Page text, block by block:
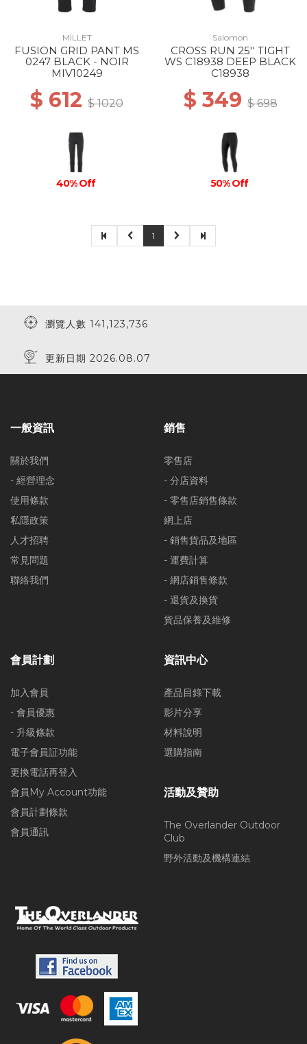
MILLET
FUSION GRID PANT MS
0247 BLACK - NOIR
MIV10249
$ 612 $ 1020
40% Off
Salomon
CROSS RUN 25'' TIGHT
WS C18938 DEEP BLACK
C18938
$ 349$ 698
50% Off
1
瀏覽人數 141,123,736
更新日期 2026.08.07
一般資訊
關於我們
- 經營理念
使用條款
私隱政策
人才招聘
常見問題
聯絡我們
銷售
零售店
- 分店資料
- 零售店銷售條款
網上店
- 銷售貨品及地區
- 運費計算
- 網店銷售條款
- 退貨及換貨
貨品保養及維修
會員計劃
加入會員
- 會員優惠
- 升級條款
電子會員証功能
更換電話再登入
會員My Account功能
會員計劃條款
會員通訊
資訊中心
產品目錄下載
影片分享
材料說明
選購指南
活動及贊助
The Overlander Outdoor
Club
野外活動及機構連結